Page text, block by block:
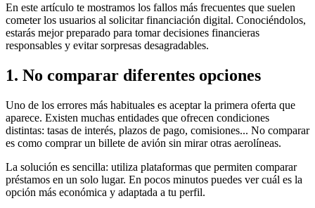
En este artículo te mostramos los fallos más frecuentes que suelen
cometer los usuarios al solicitar financiación digital. Conociéndolos,
estarás mejor preparado para tomar decisiones financieras
responsables y evitar sorpresas desagradables.
1. No comparar diferentes opciones
Uno de los errores más habituales es aceptar la primera oferta que
aparece. Existen muchas entidades que ofrecen condiciones
distintas: tasas de interés, plazos de pago, comisiones... No comparar
es como comprar un billete de avión sin mirar otras aerolíneas.
La solución es sencilla: utiliza plataformas que permiten comparar
préstamos en un solo lugar. En pocos minutos puedes ver cuál es la
opción más económica y adaptada a tu perfil.